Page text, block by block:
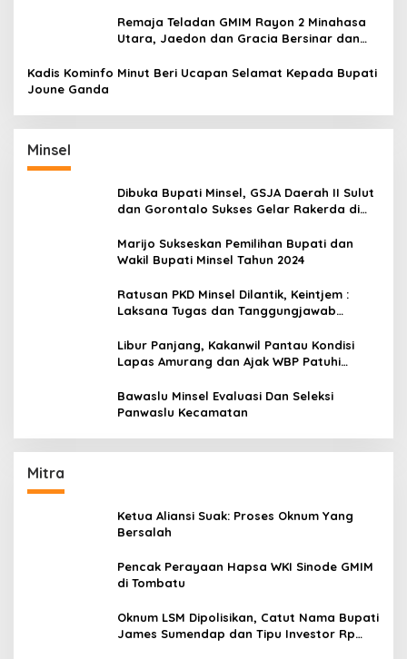
Remaja Teladan GMIM Rayon 2 Minahasa
Utara, Jaedon dan Gracia Bersinar dan
Kadis Kominfo Minut Beri Ucapan Selamat Kepada Bupati
Joune Ganda
Minsel
Dibuka Bupati Minsel, GSJA Daerah II Sulut
dan Gorontalo Sukses Gelar Rakerda di
Marijo Sukseskan Pemilihan Bupati dan
Wakil Bupati Minsel Tahun 2024
Ratusan PKD Minsel Dilantik, Keintjem :
Laksana Tugas dan Tanggungjawab
Libur Panjang, Kakanwil Pantau Kondisi
Lapas Amurang dan Ajak WBP Patuhi
Bawaslu Minsel Evaluasi Dan Seleksi
Panwaslu Kecamatan
Mitra
Ketua Aliansi Suak: Proses Oknum Yang
Bersalah
Pencak Perayaan Hapsa WKI Sinode GMIM
di Tombatu
Oknum LSM Dipolisikan, Catut Nama Bupati
James Sumendap dan Tipu Investor Rp